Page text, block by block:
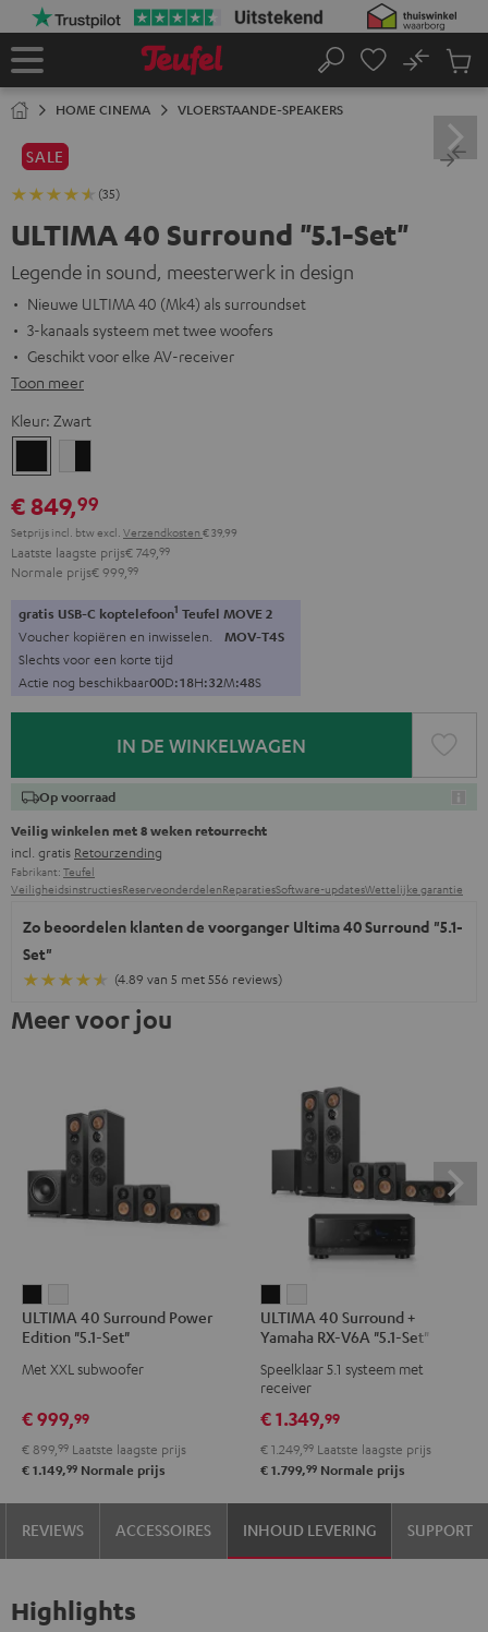
Home
Zoeken
No
HOME CINEMA VLOERSTAANDE-SPEAKERS
SALE
(35)
ULTIMA 40 Surround "5.1-Set"
Legende in sound, meesterwerk in design
Nieuwe ULTIMA 40 (Mk4) als surroundset
3-kanaals systeem met twee woofers
Geschikt voor elke AV-receiver
Toon meer
Kleur: Zwart
€ 849,99
Setprijs incl. btwexcl. Verzendkosten € 39,99
Laatste laagste prijs€ 749, 99
Normale prijs€ 999, 99
gratis USB-C koptelefoon1 Teufel MOVE 2
Voucher kopiëren en inwisselen. MOV-T4S
Slechts voor een korte tijd
Actie nog beschikbaar00D:18H:32M:47S
IN DE WINKELWAGEN
Op voorraad
Veilig winkelen met 8 weken retourrecht
incl. gratis Retourzending
Fabrikant: Teufel
VeiligheidsinstructiesReserveonderdelenReparatiesSoftware-updatesWettelijke garantie
Zo beoordelen klanten de voorganger Ultima 40 Surround "5.1-
Set"
(4.89 van 5 met 556 reviews)
Meer voor jou
40
Surround
Power
"5.1-
Set"
Zwart
40
Surround
Power
"5.1-
Set"
Wit
ULTIMA 40 Surround Power
Edition "5.1-Set"
Met XXL subwoofer
€ 999,99
€ 899, 99 Laatste laagste prijs
€ 1.149,99 Normale prijs
40
Surround
+
RX-
V6A
"5.1-
Set"
Zwart
40
Surround
+
RX-
V6A
"5.1-
Set"
Wit
ULTIMA 40 Surround +
Yamaha RX-V6A "5.1-Set"
Speelklaar 5.1 systeem met
receiver
€ 1.349,99
€ 1.249, 99 Laatste laagste prijs
€ 1.799,99 Normale prijs
REVIEWS ACCESSOIRES INHOUD LEVERING SUPPORT
Highlights